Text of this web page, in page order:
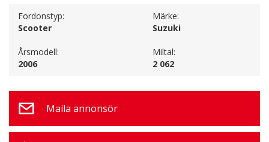
Fordonstyp:
Scooter
Märke:
Suzuki
Årsmodell:
2006
Miltal:
2 062
Maila annonsör